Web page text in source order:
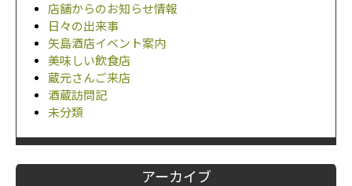
店舗からのお知らせ情報
日々の出来事
矢島酒店イベント案内
美味しい飲食店
蔵元さんご来店
酒蔵訪問記
未分類
アーカイブ